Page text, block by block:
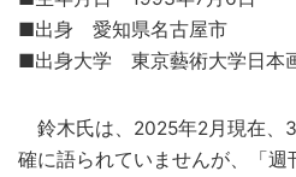
■出身 愛知県名古屋市
■出身大学 東京藝術大学日本
鈴木氏は、2025年2月現在、
確に語られていませんが、「